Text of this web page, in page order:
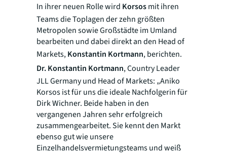
In ihrer neuen Rolle wird Korsosmit ihren
Teams die Toplagen der zehn größten
Metropolen sowie Großstädte im Umland
bearbeiten und dabei direkt an den Head of
Markets,Konstantin Kortmann, berichten.
Dr. Konstantin Kortmann, Country Leader
JLL Germany und Head of Markets: „Aniko
Korsos ist für uns die ideale Nachfolgerin für
Dirk Wichner. Beide haben in den
vergangenen Jahren sehr erfolgreich
zusammengearbeitet. Sie kennt den Markt
ebenso gut wie unsere
Einzelhandelsvermietungsteams und weiß